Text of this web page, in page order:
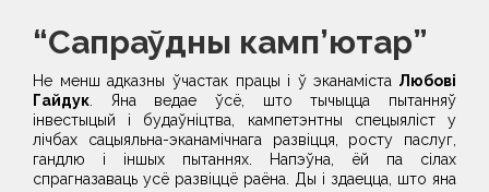
“Сапраўдны камп’ютар”
Не менш адказны ўчастак працы і ў эканаміста Любові
Гайдук. Яна ведае ўсё, што тычыцца пытанняў
інвестыцый і будаўніцтва, кампетэнтны спецыяліст у
лічбах сацыяльна-эканамічнага развіцця, росту паслуг,
гандлю і іншых пытаннях. Напэўна, ёй па сілах
спрагназаваць усё развіццё раёна. Ды і здаецца, што яна